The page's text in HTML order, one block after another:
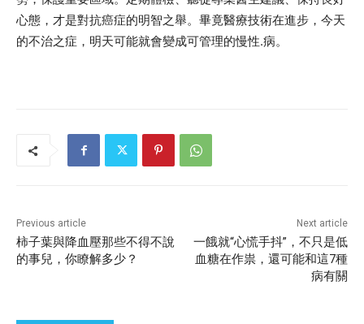
心態，才是對抗癌症的明智之舉。畢竟醫療技術在進步，今天
的不治之症，明天可能就會變成可管理的慢性.病。
Previous article
柿子葉與降血壓那些不得不說
的事兒，你瞭解多少？
Next article
一餓就“心慌手抖”，不只是低
血糖在作祟，還可能和這7種
病有關